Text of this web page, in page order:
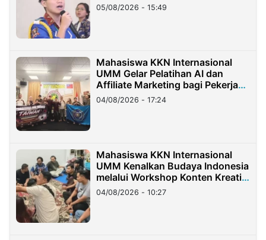
05/08/2026 - 15:49
Mahasiswa KKN Internasional
UMM Gelar Pelatihan AI dan
Affiliate Marketing bagi Pekerja
Migran Indonesia di Taiwan
04/08/2026 - 17:24
Mahasiswa KKN Internasional
UMM Kenalkan Budaya Indonesia
melalui Workshop Konten Kreatif
di Taiwan
04/08/2026 - 10:27